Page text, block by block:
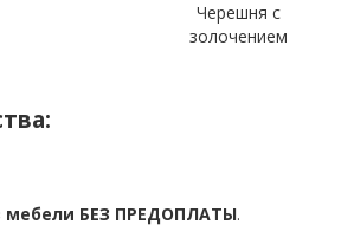
Черешня с
золочением
мебели БЕЗ ПРЕДОПЛАТЫ.